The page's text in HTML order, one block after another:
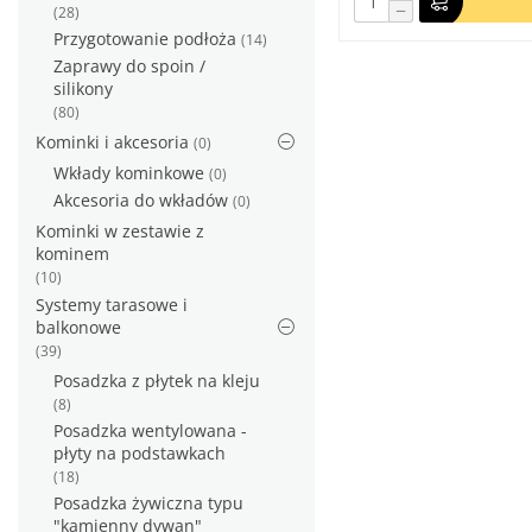
(28)
Przygotowanie podłoża (14)
Zaprawy do spoin /
silikony
(80)
Kominki i akcesoria (0)
Wkłady kominkowe (0)
Akcesoria do wkładów (0)
Kominki w zestawie z
kominem
(10)
Systemy tarasowe i
balkonowe
(39)
Posadzka z płytek na kleju
(8)
Posadzka wentylowana -
płyty na podstawkach
(18)
Posadzka żywiczna typu
"kamienny dywan"
−